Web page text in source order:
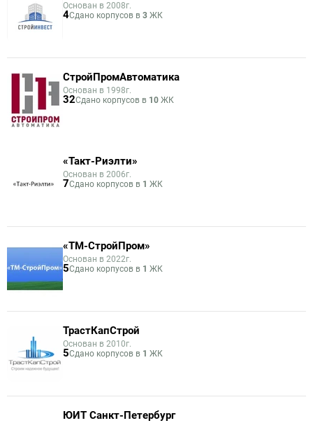
Основан в 2008г.
4Сдано корпусов в 3 ЖК
СтройПромАвтоматика
Основан в 1998г.
32Сдано корпусов в 10 ЖК
«Такт-Риэлти»
Основан в 2006г.
7Сдано корпусов в 1 ЖК
«ТМ-СтройПром»
Основан в 2022г.
5Сдано корпусов в 1 ЖК
ТрастКапСтрой
Основан в 2010г.
5Сдано корпусов в 1 ЖК
ЮИТ Санкт-Петербург